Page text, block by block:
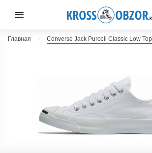
Главная Converse Jack Purcell Classic Low Top